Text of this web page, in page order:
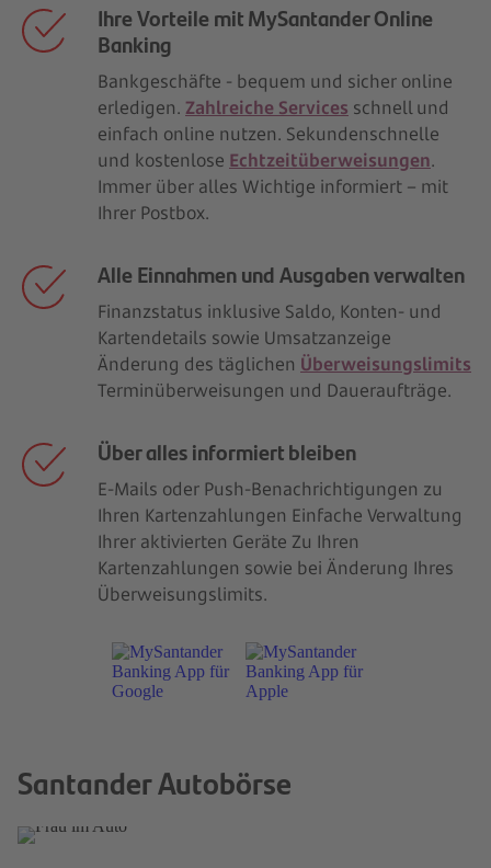
Ihre Vorteile mit MySantander Online
Banking
Bankgeschäfte - bequem und sicher online
erledigen. Zahlreiche Services schnell und
einfach online nutzen. Sekundenschnelle
und kostenlose Echtzeitüberweisungen.
Immer über alles Wichtige informiert – mit
Ihrer Postbox.
Alle Einnahmen und Ausgaben verwalten
Finanzstatus inklusive Saldo, Konten- und
Kartendetails sowie Umsatzanzeige​
Änderung des täglichen Überweisungslimits
Terminüberweisungen und Daueraufträge.
Über alles informiert bleiben
E-Mails oder Push-Benachrichtigungen zu
Ihren Kartenzahlungen ​Einfache Verwaltung
Ihrer aktivierten Geräte ​Zu Ihren
Kartenzahlungen sowie bei Änderung Ihres
Überweisungslimits​.
Santander Autobörse
Santander Autobörse
Ihre Plattform für Neu- und Gebrauchtwagen.
Neues Fahrzeug finden